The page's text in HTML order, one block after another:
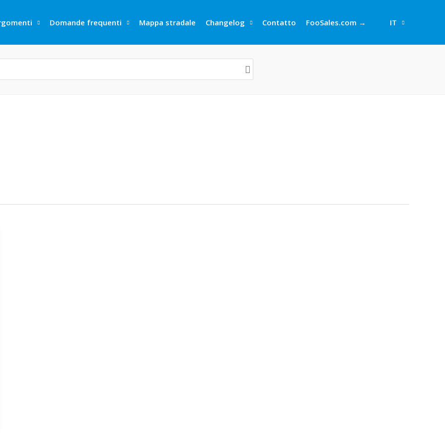
Domande frequenti Mappa stradale Changelog Contatto FooSales.com → IT